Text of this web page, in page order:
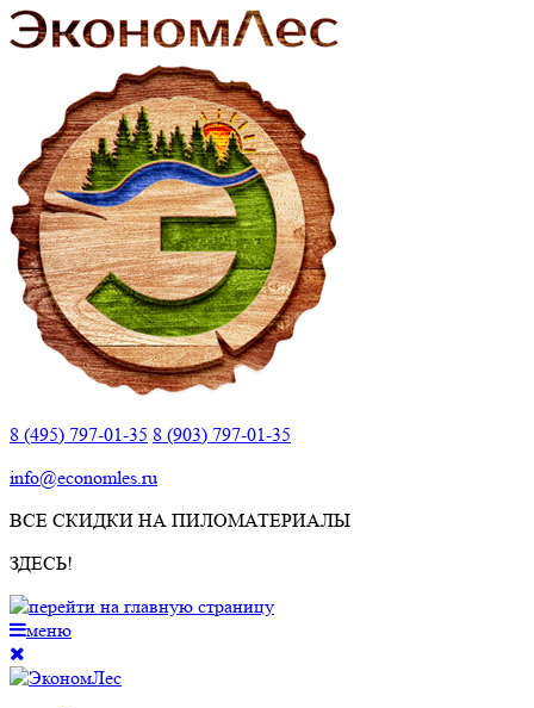
8 (495) 797-01-35 8 (903) 797-01-35
info@economles.ru
ВСЕ СКИДКИ НА ПИЛОМАТЕРИАЛЫ
ЗДЕСЬ!
меню